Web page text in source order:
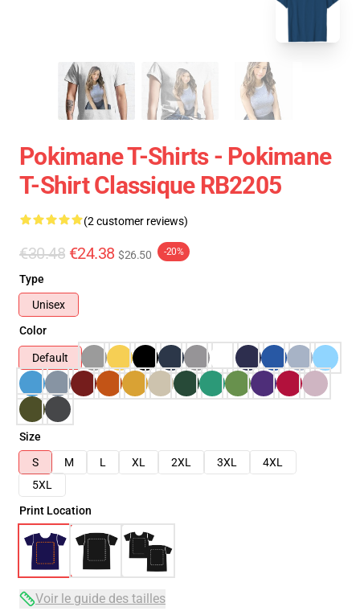
Pokimane T-Shirts - Pokimane
T-Shirt Classique RB2205
(2 customer reviews)
€30.48 €24.38 $26.50 -20%
Type
Unisex
Color
Default
Size
S
M L XL 2XL 3XL
4XL
5XL
Print Location
Voir le guide des tailles